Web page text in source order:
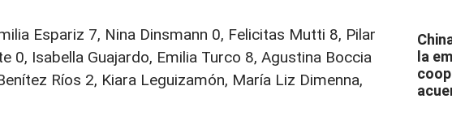
Espariz 7, Nina Dinsmann 0, Felicitas Mutti 8, Pilar
0, Isabella Guajardo, Emilia Turco 8, Agustina Boccia
Ríos 2, Kiara Leguizamón, María Liz Dimenna,
la